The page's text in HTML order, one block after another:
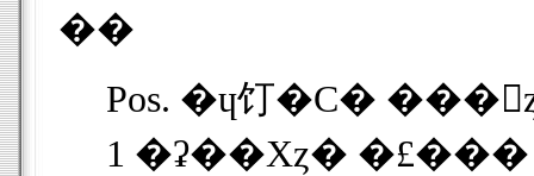
��
Pos. �ɥ饤�С�
1 �ʡ��Хȥ� �£���